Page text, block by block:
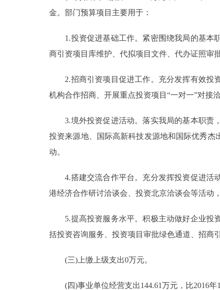
金。部门预算项目主要用于：
1.投资促进基础工作。紧密围绕我局的基本职
商引资项目库维护、代拟项目文件、代办证照审
2.招商引资项目促进工作。充分发挥有效投资
机构合作招商、开展重点投资项目“一对一”对接
3.境外投资促进活动。落实我局的基本职责，
投资来源地、国际高新科技发源地和国际优秀
动。
4.搭建交流合作平台。充分发挥投资促进活动
港经济合作研讨洽谈会、投资北京洽谈会等活动
5.提高投资服务水平。积极主动做好企业投资
括投资咨询服务、投资项目审批绿色通道、招商
(三)上缴上级支出0万元。
(四)事业单位经营支出144.61万元，比2016年